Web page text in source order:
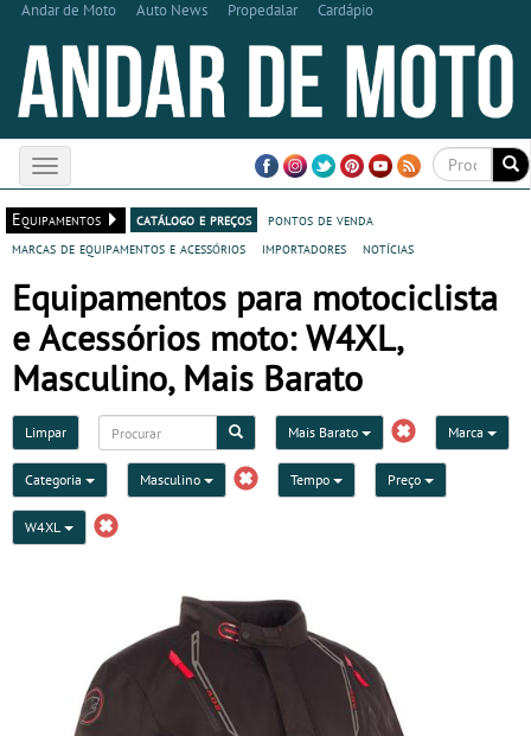
Andar de Moto Auto News Propedalar Cardápio
Toggle
navigation
Equipamentos
catálogo e preços
pontos de venda
marcas de equipamentos e acessórios
importadores notícias
Equipamentos para motociclista
e Acessórios moto: W4XL,
Masculino, Mais Barato
Limpar Mais Barato Marca
Categoria Masculino Tempo Preço
W4XL